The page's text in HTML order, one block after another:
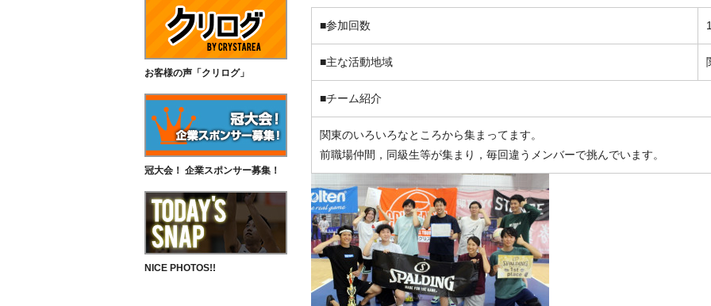
■参加回数
■主な活動地域
■チーム紹介
関東のいろいろなところから集まってます。
前職場仲間，同級生等が集まり，毎回違うメンバーで挑んでいます。
お客様の声「クリログ」
冠大会！ 企業スポンサー募集！
NICE PHOTOS!!